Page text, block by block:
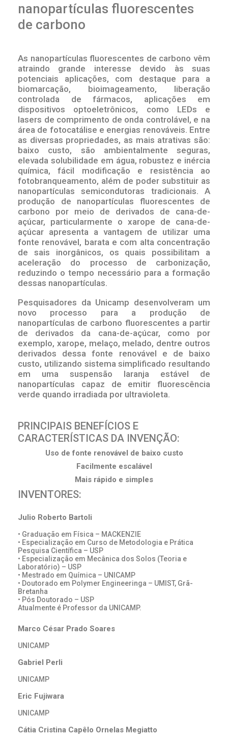
nanopartículas fluorescentes
de carbono
As nanopartículas fluorescentes de carbono vêm
atraindo grande interesse devido às suas
potenciais aplicações, com destaque para a
biomarcação, bioimageamento, liberação
controlada de fármacos, aplicações em
dispositivos optoeletrônicos, como LEDs e
lasers de comprimento de onda controlável, e na
área de fotocatálise e energias renováveis. Entre
as diversas propriedades, as mais atrativas são:
baixo custo, são ambientalmente seguras,
elevada solubilidade em água, robustez e inércia
química, fácil modificação e resistência ao
fotobranqueamento, além de poder substituir as
nanopartículas semicondutoras tradicionais. A
produção de nanopartículas fluorescentes de
carbono por meio de derivados de cana-de-
açúcar, particularmente o xarope de cana-de-
açúcar apresenta a vantagem de utilizar uma
fonte renovável, barata e com alta concentração
de sais inorgânicos, os quais possibilitam a
aceleração do processo de carbonização,
reduzindo o tempo necessário para a formação
dessas nanopartículas.
Pesquisadores da Unicamp desenvolveram um
novo processo para a produção de
nanopartículas de carbono fluorescentes a partir
de derivados da cana-de-açúcar, como por
exemplo, xarope, melaço, melado, dentre outros
derivados dessa fonte renovável e de baixo
custo, utilizando sistema simplificado resultando
em uma suspensão laranja estável de
nanopartículas capaz de emitir fluorescência
verde quando irradiada por ultravioleta.
PRINCIPAIS BENEFÍCIOS E
CARACTERÍSTICAS DA INVENÇÃO:
Uso de fonte renovável de baixo custo
Facilmente escalável
Mais rápido e simples
INVENTORES:
Julio Roberto Bartoli
• Graduação em Física – MACKENZIE
• Especialização em Curso de Metodologia e Prática
Pesquisa Científica – USP
• Especialização em Mecânica dos Solos (Teoria e
Laboratório) – USP
• Mestrado em Química – UNICAMP
• Doutorado em Polymer Engineeringa – UMIST, Grã-
Bretanha
• Pós Doutorado – USP
Atualmente é Professor da UNICAMP.
Marco César Prado Soares
UNICAMP
Gabriel Perli
UNICAMP
Eric Fujiwara
UNICAMP
Cátia Cristina Capêlo Ornelas Megiatto